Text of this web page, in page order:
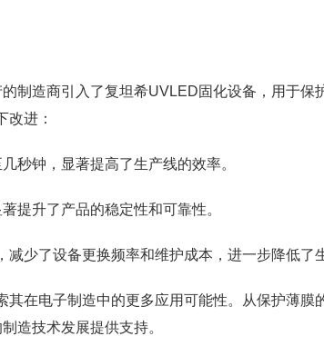
制造商引入了复坦希UVLED固化设备，用于保
改进：
秒钟，显著提高了生产线的效率。
提升了产品的稳定性和可靠性。
少了设备更换频率和维护成本，进一步降低了
在电子制造中的更多应用可能性。从保护薄
造技术发展提供支持。